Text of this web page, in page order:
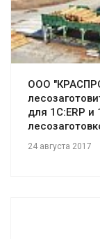
ООО
для 1С:ERP и
24 августа 2017